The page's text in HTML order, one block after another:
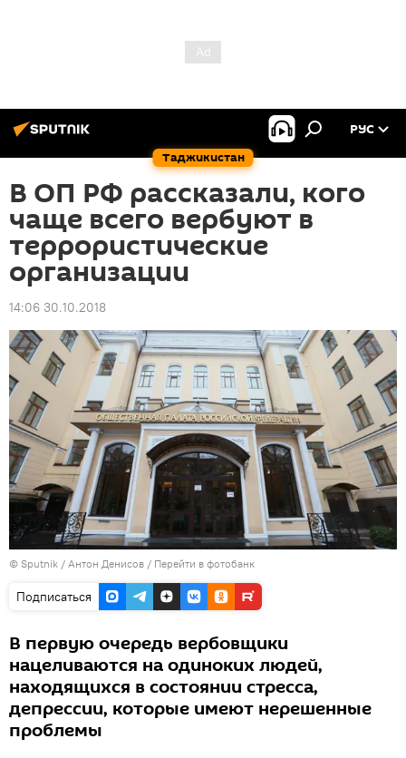
Таджикистан
РУС
В ОП РФ рассказали, кого
чаще всего вербуют в
террористические
организации
14:06 30.10.2018
© Sputnik / Антон Денисов / Перейти в фотобанк
Подписаться
В первую очередь вербовщики
нацеливаются на одиноких людей,
находящихся в состоянии стресса,
депрессии, которые имеют нерешенные
проблемы